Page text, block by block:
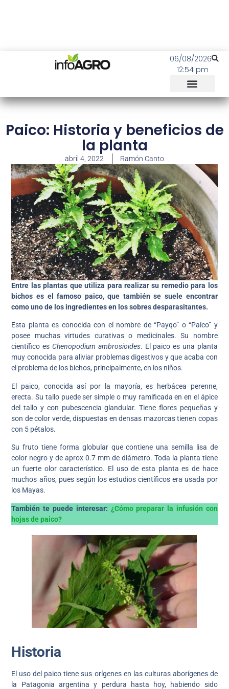
06/08/2026
12:54 pm
Paico: Historia y beneficios de
la planta
abril 4, 2022 Ramón Canto
Entre las plantas que utiliza para realizar su remedio para los
bichos es el famoso paico, que también se suele encontrar
como uno de los ingredientes en los sobres desparasitantes.
Esta planta es conocida con el nombre de “Payqo” o “Paico” y
posee muchas virtudes curativas o medicinales. Su nombre
científico es Chenopodium ambrosioides. El paico es una planta
muy conocida para aliviar problemas digestivos y que acaba con
el problema de los bichos, principalmente, en los niños.
El paico, conocida así por la mayoría, es herbácea perenne,
erecta. Su tallo puede ser simple o muy ramificada en en el ápice
del tallo y con pubescencia glandular. Tiene flores pequeñas y
son de color verde, dispuestas en densas mazorcas tienen copas
con 5 pétalos.
Su fruto tiene forma globular que contiene una semilla lisa de
color negro y de aprox 0.7 mm de diámetro. Toda la planta tiene
un fuerte olor característico. El uso de esta planta es de hace
muchos años, pues según los estudios científicos era usada por
los Mayas.
También te puede interesar: ¿Cómo preparar la infusión con
hojas de paico?
Historia
El uso del paico tiene sus orígenes en las culturas aborígenes de
la Patagonia argentina y perdura hasta hoy, habiendo sido